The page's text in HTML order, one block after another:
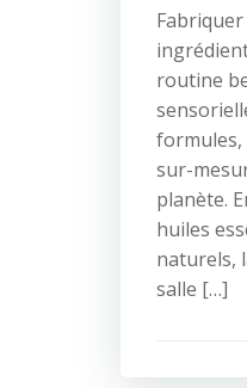
routine
formules,
sur-
planète.
huiles
naturels,
salle […]